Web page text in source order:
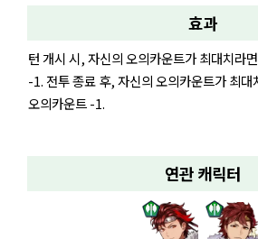
효과
턴 개시 시, 자신의 오의카운트가 최대치라
-1. 전투 종료 후, 자신의 오의카운트가 최대
오의카운트 -1.
연관 캐릭터